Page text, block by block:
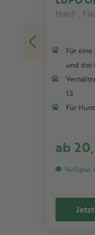
Für eine
und das
1:3
Für
ab
Verfügbar,